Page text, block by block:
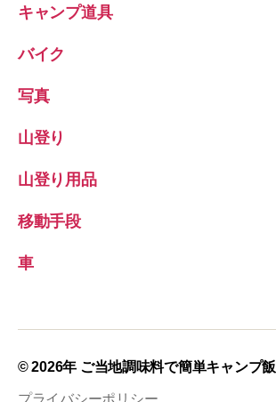
キャンプ道具
バイク
写真
山登り
山登り用品
移動手段
車
© 2026年 ご当地調味料で簡単キャンプ飯
プライバシーポリシー